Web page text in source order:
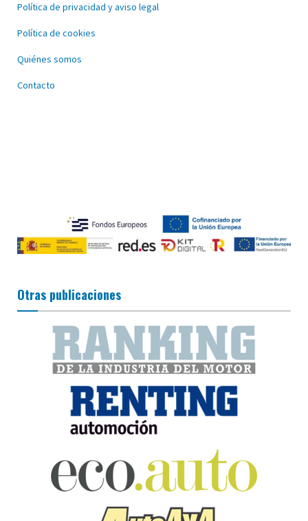
Política de privacidad y aviso legal
Política de cookies
Quiénes somos
Contacto
Otras publicaciones